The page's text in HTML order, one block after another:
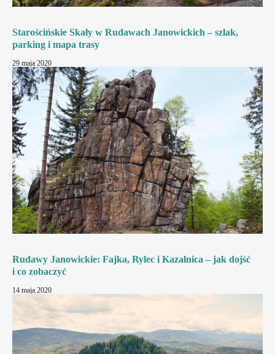
Starościńskie Skały w Rudawach Janowickich – szlak,
parking i mapa trasy
29 maja 2020
Rudawy Janowickie: Fajka, Rylec i Kazalnica – jak dojść
i co zobaczyć
14 maja 2020